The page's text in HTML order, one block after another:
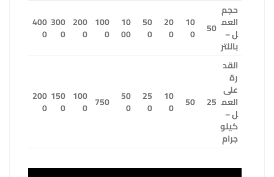
حجم
العم
ل –
باللتر
50
10
0
20
0
50
0
10
00
100
0
200
0
300
0
400
0
القد
رة
على
العم
ل –
كيلو
جرام
25
50
10
0
25
0
50
0
750
100
0
150
0
200
0